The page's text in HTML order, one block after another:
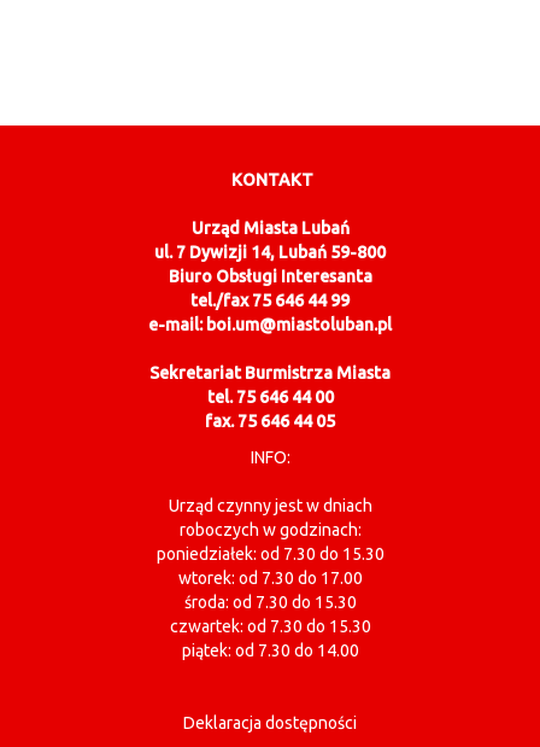
KONTAKT
Urząd Miasta Lubań
ul. 7 Dywizji 14, Lubań 59-800
Biuro Obsługi Interesanta
tel./fax 75 646 44 99
e-mail: boi.um@miastoluban.pl
Sekretariat Burmistrza Miasta
tel. 75 646 44 00
fax. 75 646 44 05
INFO:
Urząd czynny jest w dniach
roboczych w godzinach:
poniedziałek: od 7.30 do 15.30
wtorek: od 7.30 do 17.00
środa: od 7.30 do 15.30
czwartek: od 7.30 do 15.30
piątek: od 7.30 do 14.00
Deklaracja dostępności